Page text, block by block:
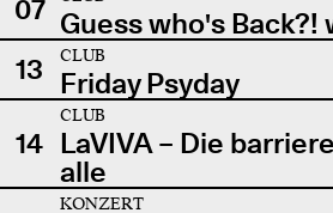
07 Guess who's Back?!
13
CLUB
Friday Psyday
14
CLUB
LaVIVA – Die
alle
KONZERT